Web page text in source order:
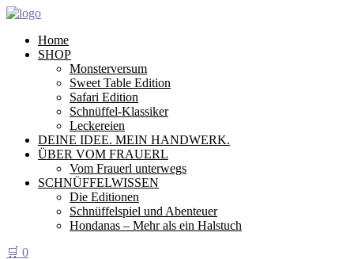
Home
SHOP
Monsterversum
Sweet Table Edition
Safari Edition
Schnüffel-Klassiker
Leckereien
DEINE IDEE. MEIN HANDWERK.
ÜBER VOM FRAUERL
Vom Frauerl unterwegs
SCHNÜFFELWISSEN
Die Editionen
Schnüffelspiel und Abenteuer
Hondanas – Mehr als ein Halstuch
🛒 0